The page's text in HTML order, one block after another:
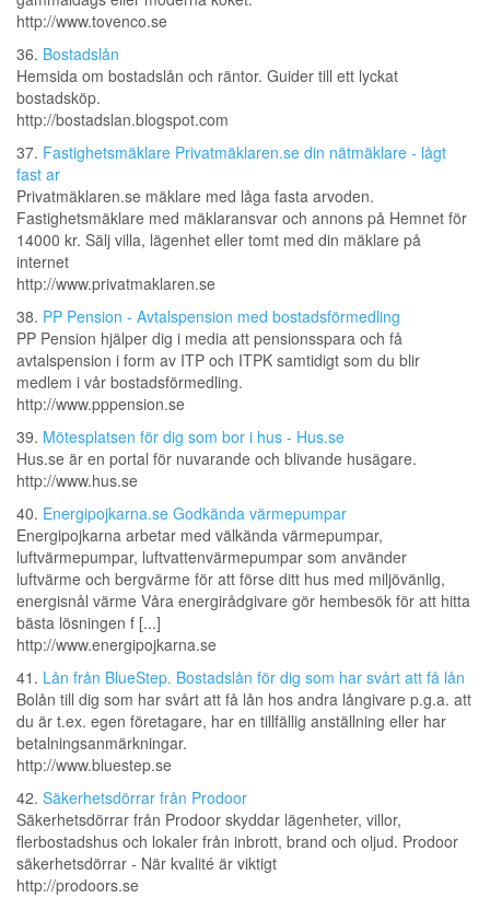
http://www.tovenco.se
36. Bostadslån
Hemsida om bostadslån och räntor. Guider till ett lyckat
bostadsköp.
http://bostadslan.blogspot.com
37. Fastighetsmäklare Privatmäklaren.se din nätmäklare - lågt
fast ar
Privatmäklaren.se mäklare med låga fasta arvoden.
Fastighetsmäklare med mäklaransvar och annons på Hemnet för
14000 kr. Sälj villa, lägenhet eller tomt med din mäklare på
internet
http://www.privatmaklaren.se
38. PP Pension - Avtalspension med bostadsförmedling
PP Pension hjälper dig i media att pensionsspara och få
avtalspension i form av ITP och ITPK samtidigt som du blir
medlem i vår bostadsförmedling.
http://www.pppension.se
39. Mötesplatsen för dig som bor i hus - Hus.se
Hus.se är en portal för nuvarande och blivande husägare.
http://www.hus.se
40. Energipojkarna.se Godkända värmepumpar
Energipojkarna arbetar med välkända värmepumpar,
luftvärmepumpar, luftvattenvärmepumpar som använder
luftvärme och bergvärme för att förse ditt hus med miljövänlig,
energisnål värme Våra energirådgivare gör hembesök för att hitta
bästa lösningen f [...]
http://www.energipojkarna.se
41. Lån från BlueStep. Bostadslån för dig som har svårt att få lån
Bolån till dig som har svårt att få lån hos andra långivare p.g.a. att
du är t.ex. egen företagare, har en tillfällig anställning eller har
betalningsanmärkningar.
http://www.bluestep.se
42. Säkerhetsdörrar från Prodoor
Säkerhetsdörrar från Prodoor skyddar lägenheter, villor,
flerbostadshus och lokaler från inbrott, brand och oljud. Prodoor
säkerhetsdörrar - När kvalité är viktigt
http://prodoors.se